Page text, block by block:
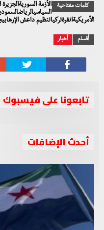
كلمات مفتاحية
الأزمة
الأمريكيةانقرةتركياتنظيم داعش
أقسام أخبار
تابعونا على فيسبوك
أحدث الإضافات